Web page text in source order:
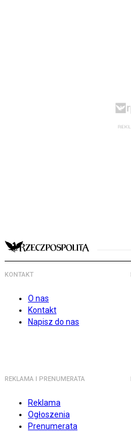
KONTAKT
O nas
Kontakt
Napisz do nas
REKLAMA I PRENUMERATA
Reklama
Ogłoszenia
Prenumerata